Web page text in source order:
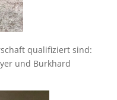
qualifiziert sind:
und Burkhard